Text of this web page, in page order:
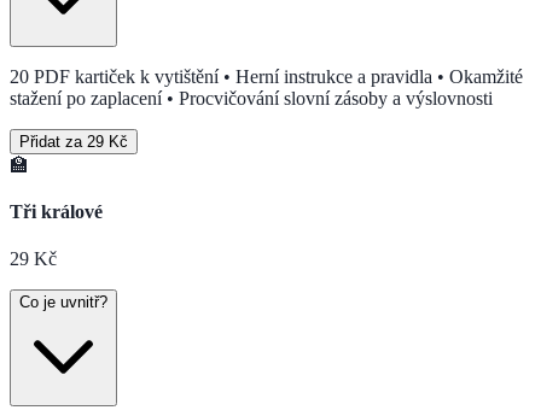
20 PDF kartiček k vytištění • Herní instrukce a pravidla • Okamžité
stažení po zaplacení • Procvičování slovní zásoby a výslovnosti
Přidat za 29 Kč
🏫
Tři králové
29 Kč
Co je uvnitř?